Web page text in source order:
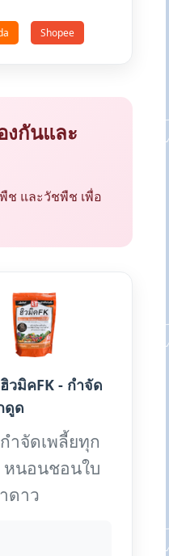
Shopee
กันและ
ช และวัชพืช เพื่อ
วมิคFK - กำจัด
ดูด
ำจัดเพลี้ยทุก
นอนชอนใบ
ดาว